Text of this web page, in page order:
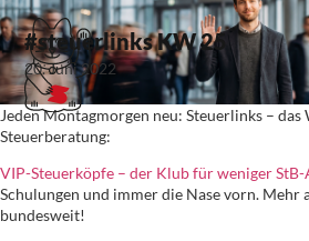
#steuerlinks KW 25
20. Juni 2022
Jeden Montagmorgen neu: Steuerlinks –
Steuerberatung:
VIP-Steuerköpfe – der Klub für weniger
Schulungen und immer die Nase vorn. Mehr
bundesweit!